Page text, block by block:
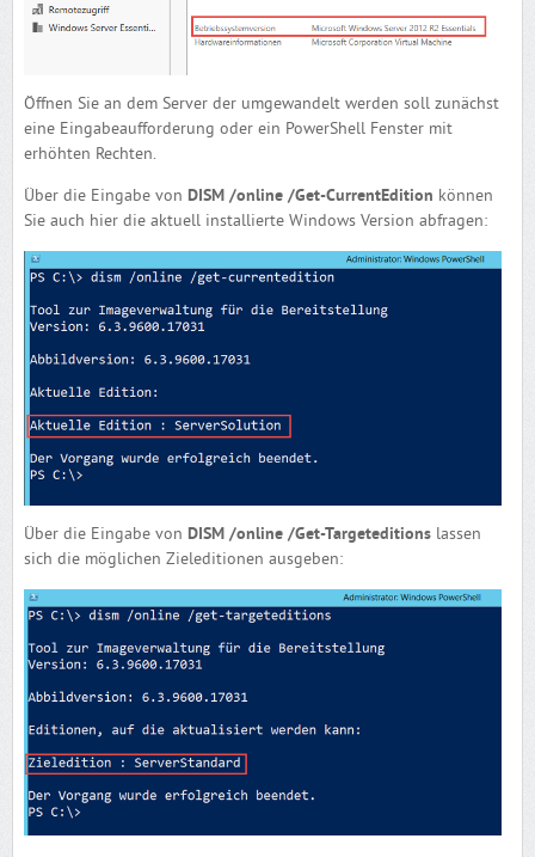
Öffnen Sie an dem Server der umgewandelt werden soll zunächst
eine Eingabeaufforderung oder ein PowerShell Fenster mit
erhöhten Rechten.
Über die Eingabe von DISM /online /Get-CurrentEdition können
Sie auch hier die aktuell installierte Windows Version abfragen:
Über die Eingabe von DISM /online /Get-Targeteditionslassen
sich die möglichen Zieleditionen ausgeben: